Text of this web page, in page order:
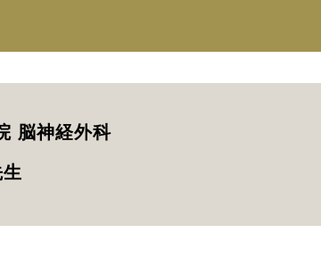
脳神経外科